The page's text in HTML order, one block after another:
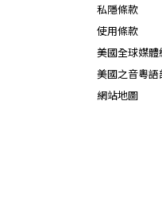
私隱條款
使用條款
美國全球媒體
美國之音粵語
網站地圖